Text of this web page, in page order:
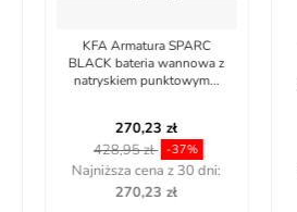
KFA Armatura SPARC
BLACK bateria wannowa z
natryskiem punktowym...
270,23 zł
428,95 zł -37%
Najniższa cena z 30 dni:
270,23 zł